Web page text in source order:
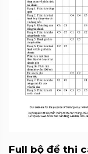
Full bộ đề thi